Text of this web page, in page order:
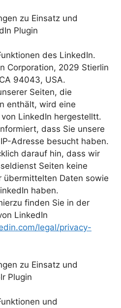
zu Einsatz und
Plugin
des LinkedIn.
Corporation, 2029 Stierlin
94043, USA.
Seiten, die
enthält, wird eine
LinkedIn hergestelltt.
dass Sie unsere
Adresse besucht haben.
darauf hin, dass wir
Seiten keine
übermittelten Daten sowie
haben.
finden Sie in der
LinkedIn
legal/privacy-
zu Einsatz und
Plugin
und